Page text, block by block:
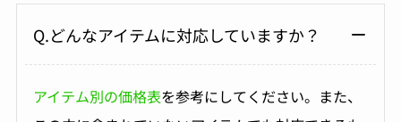
Q.どんなアイテムに対応していますか？
アイテム別の価格表を参考にしてください。また、